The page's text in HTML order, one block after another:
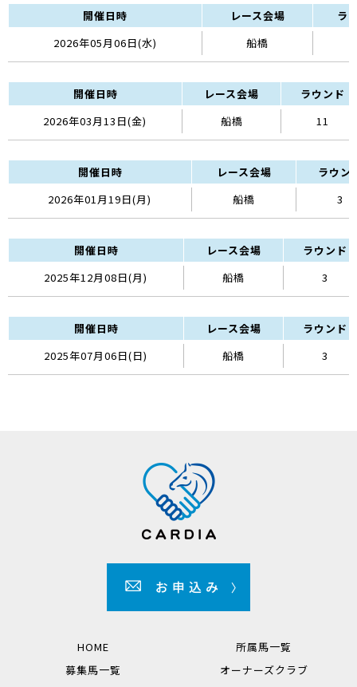
開催日時 レース会場
ラ
2026年05月06日(水)
船橋
開催日時 レース会場
ラウンド
2026年03月13日(金)
船橋 11
開催日時 レース会場
ラウン
2026年01月19日(月)
船橋 3
開催日時 レース会場
ラウンド
2025年12月08日(月)
船橋 3
開催日時 レース会場
ラウンド
2025年07月06日(日)
船橋 3
HOME
所属馬一覧
募集馬一覧
オーナーズクラブ